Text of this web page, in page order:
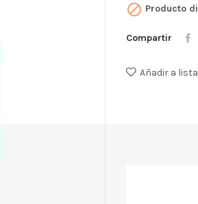
 Producto
Compartir
Añadir a